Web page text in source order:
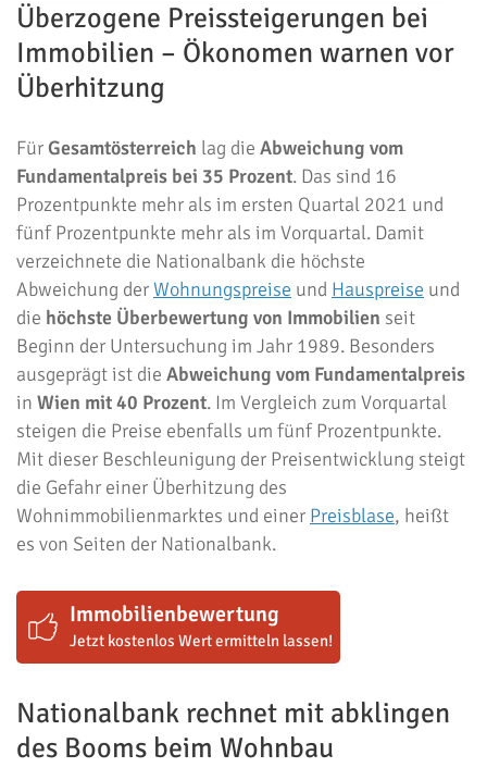
Überzogene Preissteigerungen bei
Immobilien – Ökonomen warnen vor
Überhitzung
FürGesamtösterreich lag die Abweichung vom
Fundamentalpreis bei 35 Prozent. Das sind 16
Prozentpunkte mehr als im ersten Quartal 2021 und
fünf Prozentpunkte mehr als im Vorquartal. Damit
verzeichnete die Nationalbank die höchste
Abweichung derWohnungspreise und Hauspreise und
die höchste Überbewertung von Immobilien seit
Beginn der Untersuchung im Jahr 1989. Besonders
ausgeprägt ist die Abweichung vom Fundamentalpreis
in Wien mit 40 Prozent. Im Vergleich zum Vorquartal
steigen die Preise ebenfalls um fünf Prozentpunkte.
Mit dieser Beschleunigung der Preisentwicklung steigt
die Gefahr einer Überhitzung des
Wohnimmobilienmarktes und einer Preisblase, heißt
es von Seiten der Nationalbank.
Immobilienbewertung
Jetzt kostenlos Wert ermitteln lassen!
Nationalbank rechnet mit abklingen
des Booms beim Wohnbau